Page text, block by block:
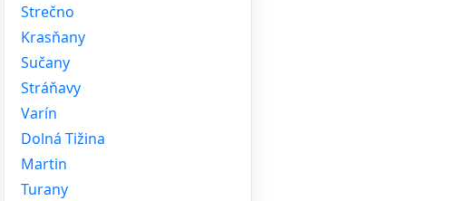
Strečno
Krasňany
Sučany
Stráňavy
Varín
Dolná Tižina
Martin
Turany